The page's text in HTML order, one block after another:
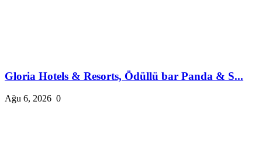
Gloria Hotels & Resorts, Ödüllü bar Panda & S...
Ağu 6, 2026 0